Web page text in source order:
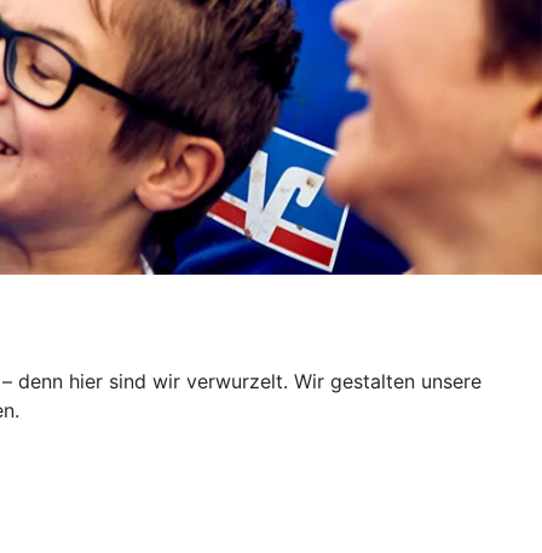
denn hier sind wir verwurzelt. Wir gestalten unsere